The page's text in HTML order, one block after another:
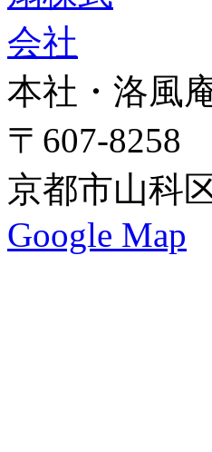
本社・洛風
〒607-8258
京都市山科
Google Map